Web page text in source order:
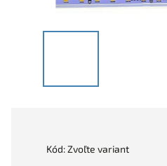
Kód:Zvoľte variant